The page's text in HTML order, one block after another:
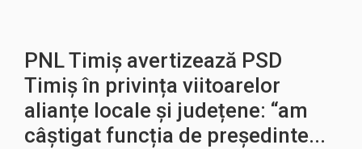
PNL Timiș avertizează PSD
Timiș în privința viitoarelor
alianțe locale și județene: “am
câștigat funcția de președinte...